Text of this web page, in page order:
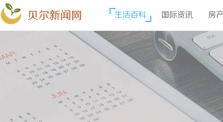
贝尔新闻网 生活百科 国际资讯 房